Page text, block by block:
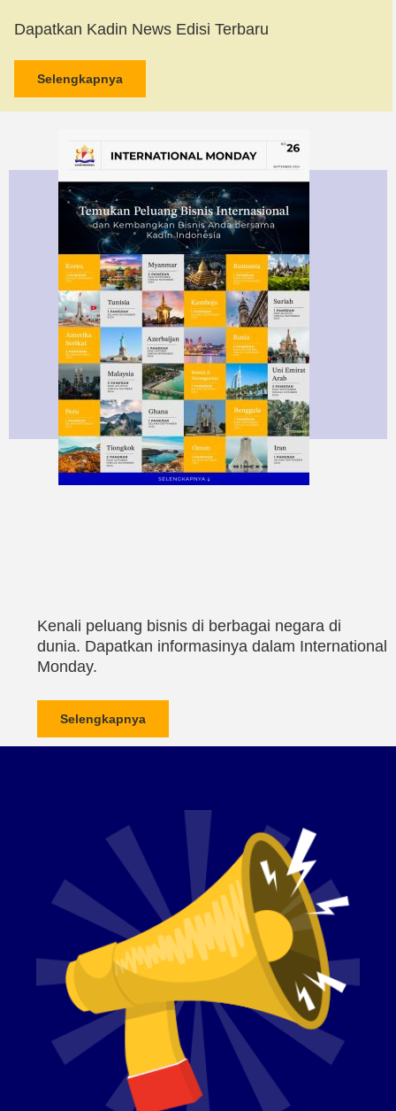
Dapatkan Kadin News Edisi Terbaru
Selengkapnya
Kenali peluang bisnis di berbagai negara di
dunia. Dapatkan informasinya dalam International
Monday.
Selengkapnya